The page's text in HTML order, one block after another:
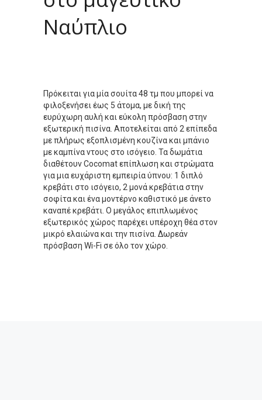
Ναύπλιο
Πρόκειται για μία σουίτα 48 τμ που μπορεί να
φιλοξενήσει έως 5 άτομα, με δική της
ευρύχωρη αυλή και εύκολη πρόσβαση στην
εξωτερική πισίνα. Αποτελείται από 2 επίπεδα
με πλήρως εξοπλισμένη κουζίνα και μπάνιο
με καμπίνα ντους στο ισόγειο. Τα δωμάτια
διαθέτουν Cocomat επίπλωση και στρώματα
για μια ευχάριστη εμπειρία ύπνου: 1 διπλό
κρεβάτι στο ισόγειο, 2 μονά κρεβάτια στην
σοφίτα και ένα μοντέρνο καθιστικό με άνετο
καναπέ κρεβάτι. Ο μεγάλος επιπλωμένος
εξωτερικός χώρος παρέχει υπέροχη θέα στον
μικρό ελαιώνα και την πισίνα. Δωρεάν
πρόσβαση Wi-Fi σε όλο τον χώρο.